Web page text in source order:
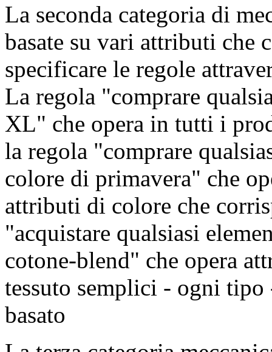
La seconda categoria di
basate su vari attributi che
specificare le regole
La regola "comprare
XL" che opera in tutti i
la regola "comprare
colore di primavera" che
attributi di colore che
"acquistare qualsiasi
cotone-blend" che opera
tessuto semplici - ogni
basato